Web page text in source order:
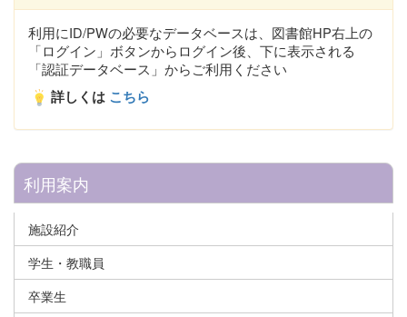
利用にID/PWの必要なデータベースは、図書館HP右上の
「ログイン」ボタンからログイン後、下に表示される
「認証データベース」からご利用ください
詳しくは こちら
利用案内
施設紹介
学生・教職員
卒業生